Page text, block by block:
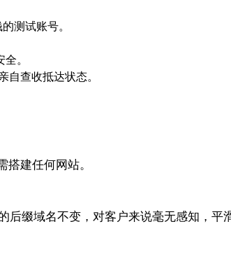
测试账号。
。
自查收抵达状态。
建任何网站。
缀域名不变，对客户来说毫无感知，平